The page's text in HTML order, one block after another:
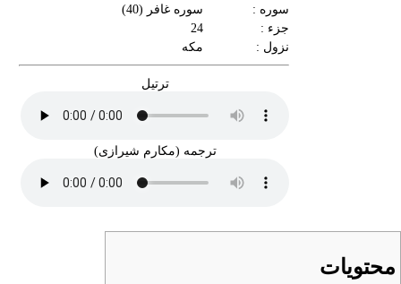
سوره : سوره غافر (40)
جزء :
24
نزول :
مکه
ترتیل
ترجمه (مکارم شیرازی)
محتویات